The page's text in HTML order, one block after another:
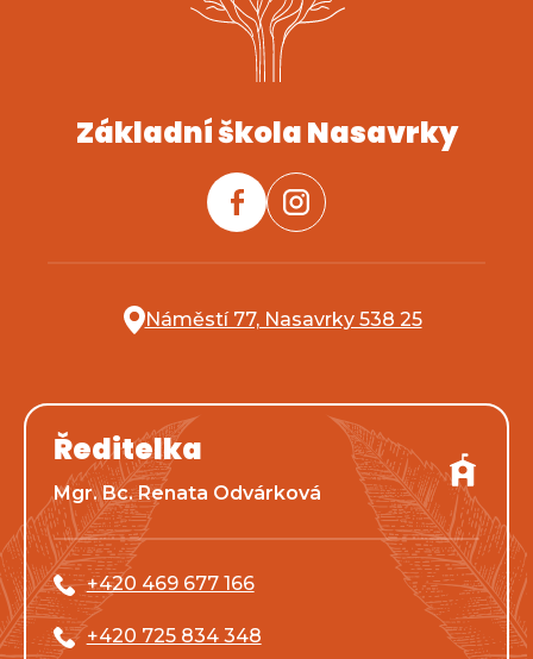
Základní škola Nasavrky
Náměstí 77, Nasavrky 538 25
Ředitelka
Mgr. Bc. Renata Odvárková
+420 469 677 166
+420 725 834 348